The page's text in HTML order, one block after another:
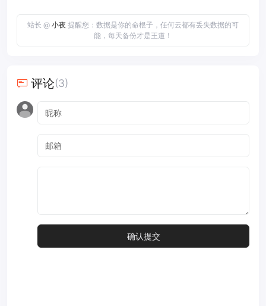
站长 @ 小夜 提醒您：数据是你的命根子，任何云都有丢失数据的可
能，每天备份才是王道！
评论(3)